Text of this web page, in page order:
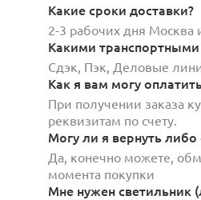
Какие сроки доставки?
2-3 рабочих дня Москва
Какими
Сдэк, Пэк, Деловые
Как я вам могу
При получении заказа
реквизитам по счету.
Могу ли я вернуть
Да, конечно можете,
момента покупки
Мне нужен светильник